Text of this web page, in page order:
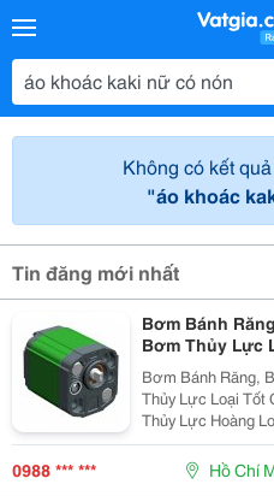
Không có kết
"áo khoác
Tin đăng mới nhất
Bơm Bánh
Bơm Thủy Lực
Bơm Bánh Răng,
Thủy Lực Loại Tốt
Thủy Lực Hoàng
- Khí Nén Và Máy
Chữa, Thi Công,
Thủy Lực...
0988 *** *** Hồ Chí